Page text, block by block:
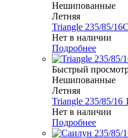
Нешипованные
Летняя
Triangle 235/85/
Нет в наличии
Подробнее
Быстрый
Нешипованные
Летняя
Triangle 235/85/16
Нет в наличии
Подробнее